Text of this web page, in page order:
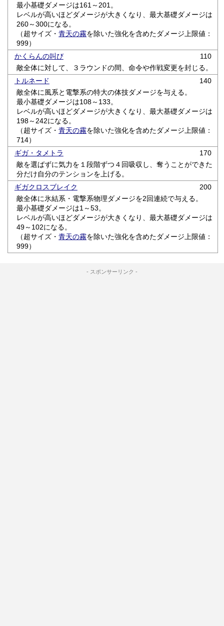
最小基礎ダメージは161～201。
レベルが高いほどダメージが大きくなり、最大基礎ダメージは
260～300になる。
（超サイズ・青天の霧を除いた強化を含めたダメージ上限値：
999）
かくらんの叫び
110
敵全体に対して、３ラウンドの間、命令や作戦変更を封じる。
トルネード
140
敵全体に風系と電撃系の特大の体技ダメージを与える。
最小基礎ダメージは108～133。
レベルが高いほどダメージが大きくなり、最大基礎ダメージは
198～242になる。
（超サイズ・青天の霧を除いた強化を含めたダメージ上限値：
714）
ギガ・タメトラ
170
敵を選ばずに気力を１段階ずつ４回吸収し、奪うことができた
分だけ自分のテンションを上げる。
ギガクロスブレイク
200
敵全体に氷結系・電撃系物理ダメージを2回連続で与える。
最小基礎ダメージは1～53。
レベルが高いほどダメージが大きくなり、最大基礎ダメージは
49～102になる。
（超サイズ・青天の霧を除いた強化を含めたダメージ上限値：
999）
- スポンサーリンク -